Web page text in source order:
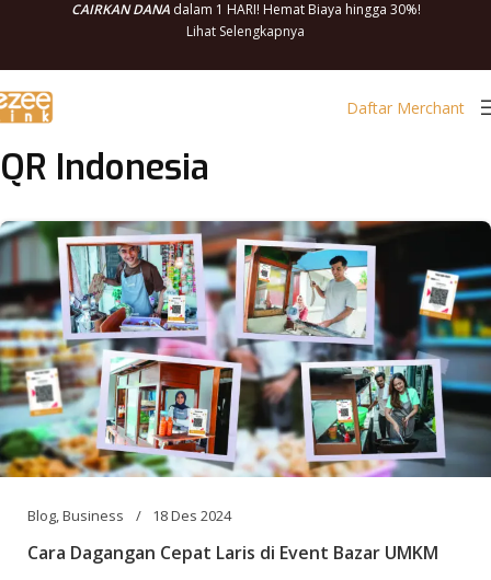
CAIRKAN DANAdalam 1 HARI! Hemat Biaya hingga 30%!
Lihat Selengkapnya
Daftar Merchant
QR Indonesia
Blog,Business 18 Des 2024
Cara Dagangan Cepat Laris di Event Bazar UMKM